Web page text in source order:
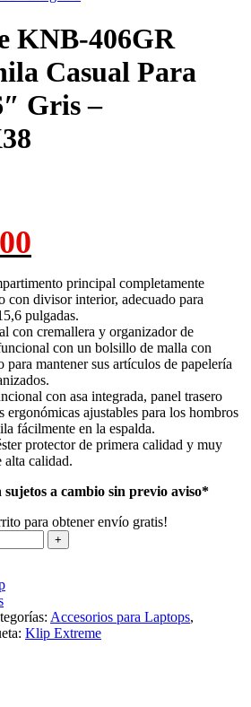
KNB-406GR
Casual Para
Gris –
actual
es:
Q138.00.
principal completamente
con divisor interior, adecuado para
pulgadas.
con cremallera y organizador de
con un bolsillo de malla con
para mantener sus artículos de papelería
con asa integrada, panel trasero
ergonómicas ajustables para los hombros
fácilmente en la espalda.
protector de primera calidad y muy
alta calidad.
sujetos a cambio sin previo aviso*
para obtener envío gratis!
Accesorios para Laptops,
Klip Extreme